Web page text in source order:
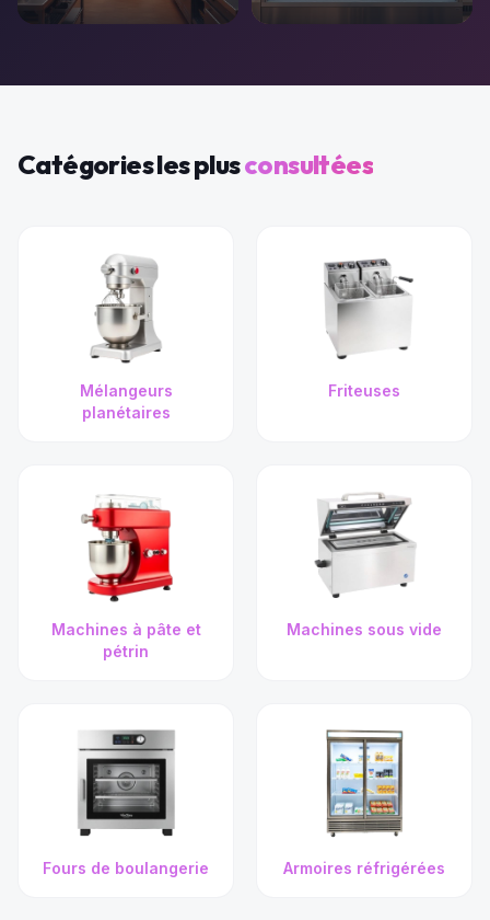
Catégories les plusconsultées
Mélangeurs
planétaires
Friteuses
Machines à pâte et
pétrin
Machines sous vide
Fours de boulangerie Armoires réfrigérées